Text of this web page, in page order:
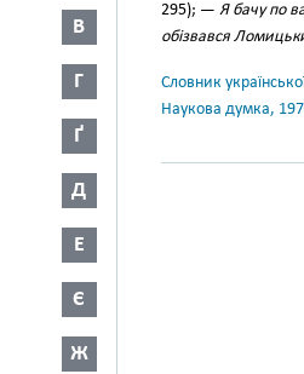
В
Г
Ґ
Д
Е
Є
Ж
295); — Я бачу по
обізвався
Словник
Наукова думка,